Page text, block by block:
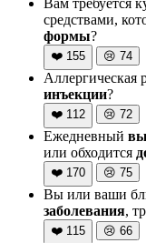
средствами,
формы?
❤️ 155 😢 74
Аллергическая
инъекции?
❤️ 112 😢 72
Ежедневный
или обходится
❤️ 170 😢 75
Вы или ваши
заболевания,
❤️ 115 😢 66